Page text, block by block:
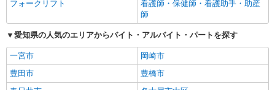
フォークリフト
看護師・保健師・看護助手・助産
師
愛知県の人気のエリアからバイト・アルバイト・パートを探す
一宮市
岡崎市
豊田市
豊橋市